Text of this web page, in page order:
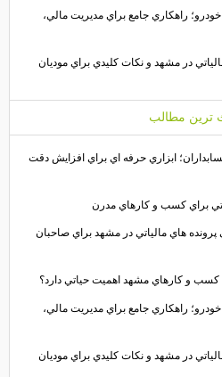
راهكاري جامع براي مديريت مالي،
در مشهد و نكات كليدي براي موديان
ترين مطالب
ابزاري حرفه اي براي افزايش دقت
براي كسب و كارهاي مدرن
هاي مالياتي در مشهد براي صاحبان
كسب و كارهاي مشهد اهميت حياتي دارد؟
راهكاري جامع براي مديريت مالي،
در مشهد و نكات كليدي براي موديان